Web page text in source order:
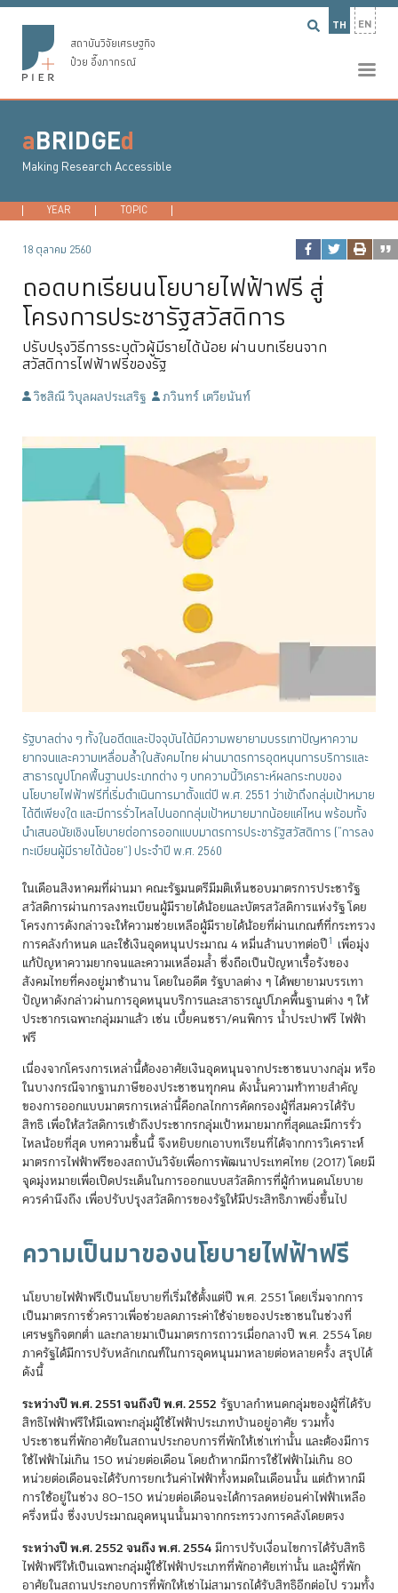
TH EN
สถาบันวิจัยเศรษฐกิจ
ป๋วย อึ๊งภากรณ์
aBRIDGEd
Making Research Accessible
YEAR 2026 2025
TOPIC
18 ตุลาคม 2560
ถอดบทเรียนนโยบายไฟฟ้าฟรี สู่
โครงการประชารัฐสวัสดิการ
ปรับปรุงวิธีการระบุตัวผู้มีรายได้น้อย ผ่านบทเรียนจาก
สวัสดิการไฟฟ้าฟรีของรัฐ
วิชสิณี วิบุลผลประเสริฐ ภวินทร์ เตวียนันท์
รัฐบาลต่าง ๆ ทั้งในอดีตและปัจจุบันได้มีความพยายามบรรเทาปัญหาความ
ยากจนและความเหลื่อมล้ำในสังคมไทย ผ่านมาตรการอุดหนุนการบริการและ
สาธารณูปโภคพื้นฐานประเภทต่าง ๆ บทความนี้วิเคราะห์ผลกระทบของ
นโยบายไฟฟ้าฟรีที่เริ่มดำเนินการมาตั้งแต่ปี พ.ศ. 2551 ว่าเข้าถึงกลุ่มเป้าหมาย
ได้ดีเพียงใด และมีการรั่วไหลไปนอกกลุ่มเป้าหมายมากน้อยแค่ไหน พร้อมทั้ง
นำเสนอนัยเชิงนโยบายต่อการออกแบบมาตรการประชารัฐสวัสดิการ (“การลง
ทะเบียนผู้มีรายได้น้อย”) ประจำปี พ.ศ. 2560
ในเดือนสิงหาคมที่ผ่านมา คณะรัฐมนตรีมีมติเห็นชอบมาตรการประชารัฐ
สวัสดิการผ่านการลงทะเบียนผู้มีรายได้น้อยและบัตรสวัสดิการแห่งรัฐ โดย
โครงการดังกล่าวจะให้ความช่วยเหลือผู้มีรายได้น้อยที่ผ่านเกณฑ์ที่กระทรวง
การคลังกำหนด และใช้เงินอุดหนุนประมาณ 4 หมื่นล้านบาทต่อปี1 เพื่อมุ่ง
แก้ปัญหาความยากจนและความเหลื่อมล้ำ ซึ่งถือเป็นปัญหาเรื้อรังของ
สังคมไทยที่คงอยู่มาช้านาน โดยในอดีต รัฐบาลต่าง ๆ ได้พยายามบรรเทา
ปัญหาดังกล่าวผ่านการอุดหนุนบริการและสาธารณูปโภคพื้นฐานต่าง ๆ ให้
ประชากรเฉพาะกลุ่มมาแล้ว เช่น เบี้ยคนชรา/คนพิการ น้ำประปาฟรี ไฟฟ้า
ฟรี
เนื่องจากโครงการเหล่านี้ต้องอาศัยเงินอุดหนุนจากประชาชนบางกลุ่ม หรือ
ในบางกรณีจากฐานภาษีของประชาชนทุกคน ดังนั้นความท้าทายสำคัญ
ของการออกแบบมาตรการเหล่านี้คือกลไกการคัดกรองผู้ที่สมควรได้รับ
สิทธิ เพื่อให้สวัสดิการเข้าถึงประชากรกลุ่มเป้าหมายมากที่สุดและมีการรั่ว
ไหลน้อยที่สุด บทความชิ้นนี้ จึงหยิบยกเอาบทเรียนที่ได้จากการวิเคราะห์
มาตรการไฟฟ้าฟรีของสถาบันวิจัยเพื่อการพัฒนาประเทศไทย (2017) โดยมี
จุดมุ่งหมายเพื่อเปิดประเด็นในการออกแบบสวัสดิการที่ผู้กำหนดนโยบาย
ควรคำนึงถึง เพื่อปรับปรุงสวัสดิการของรัฐให้มีประสิทธิภาพยิ่งขึ้นไป
ความเป็นมาของนโยบายไฟฟ้าฟรี
นโยบายไฟฟ้าฟรีเป็นนโยบายที่เริ่มใช้ตั้งแต่ปี พ.ศ. 2551 โดยเริ่มจากการ
เป็นมาตรการชั่วคราวเพื่อช่วยลดภาระค่าใช้จ่ายของประชาชนในช่วงที่
เศรษฐกิจตกต่ำ และกลายมาเป็นมาตรการถาวรเมื่อกลางปี พ.ศ. 2554 โดย
ภาครัฐได้มีการปรับหลักเกณฑ์ในการอุดหนุนมาหลายต่อหลายครั้ง สรุปได้
ดังนี้
ระหว่างปี พ.ศ. 2551 จนถึงปี พ.ศ. 2552 รัฐบาลกำหนดกลุ่มของผู้ที่ได้รับ
สิทธิไฟฟ้าฟรีให้มีเฉพาะกลุ่มผู้ใช้ไฟฟ้าประเภทบ้านอยู่อาศัย รวมทั้ง
ประชาชนที่พักอาศัยในสถานประกอบการที่พักให้เช่าเท่านั้น และต้องมีการ
ใช้ไฟฟ้าไม่เกิน 150 หน่วยต่อเดือน โดยถ้าหากมีการใช้ไฟฟ้าไม่เกิน 80
หน่วยต่อเดือนจะได้รับการยกเว้นค่าไฟฟ้าทั้งหมดในเดือนนั้น แต่ถ้าหากมี
การใช้อยู่ในช่วง 80–150 หน่วยต่อเดือนจะได้การลดหย่อนค่าไฟฟ้าเหลือ
ครึ่งหนึ่ง ซึ่งงบประมาณอุดหนุนนั้นมาจากกระทรวงการคลังโดยตรง
ระหว่างปี พ.ศ. 2552 จนถึง พ.ศ. 2554มีการปรับเงื่อนไขการได้รับสิทธิ
ไฟฟ้าฟรีให้เป็นเฉพาะกลุ่มผู้ใช้ไฟฟ้าประเภทที่พักอาศัยเท่านั้น และผู้ที่พัก
อาศัยในสถานประกอบการที่พักให้เช่าไม่สามารถได้รับสิทธิอีกต่อไป รวมทั้ง